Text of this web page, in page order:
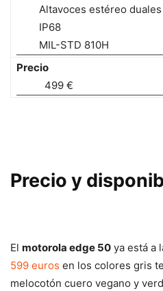
Altavoces estéreo
IP68
MIL-STD 810H
Precio
499 €
Precio y
El motorola edge 50 ya está a
599 euros en los colores gris
melocotón cuero vegano y